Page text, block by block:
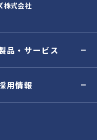
株式会社
品・サービス
用情報